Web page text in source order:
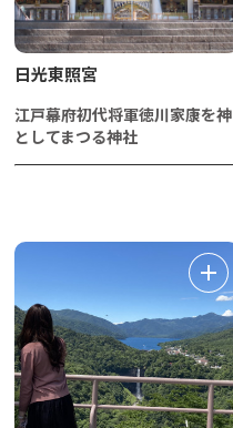
日光東照宮
江戸幕府初代将軍徳川家康を神
としてまつる神社